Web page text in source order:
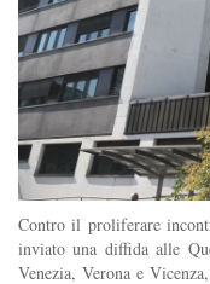
Contro il proliferare
inviato una diffida alle
Venezia, Verona e